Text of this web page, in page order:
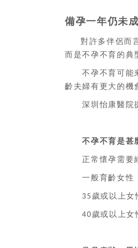
備孕一年仍未
對許多伴侶而
而是不孕不育的典
不孕不育可能來
齡夫婦有更大的機
深圳怡康醫院提
不孕不育是甚
正常懷孕需要經
一般育齡女性
35 歲或以上
40歲或以上女